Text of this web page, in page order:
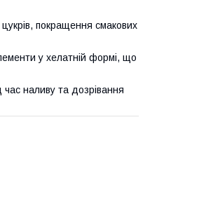
покращення смакових
у хелатній формі, що
наливу та дозрівання